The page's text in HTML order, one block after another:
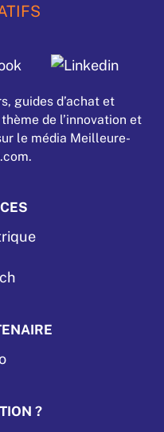
guides d’achat et
de l’innovation et
le média Meilleure-
?